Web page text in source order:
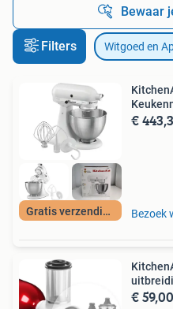
Bewaar
Filters Witgoed en
Gratis verzending
€
Bezoek
€ 59,00